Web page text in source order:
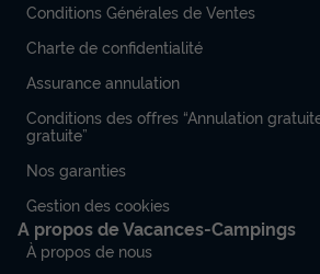
Conditions Générales de Ventes
Charte de confidentialité
Assurance annulation
Conditions des offres “Annulation
gratuite”
Nos garanties
Gestion des cookies
A propos de Vacances-Campings
À propos de nous